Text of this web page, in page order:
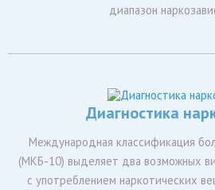
диапазон
Диагностика
Международная классификация
(МКБ-10) выделяет два возможных
с употреблением наркотических